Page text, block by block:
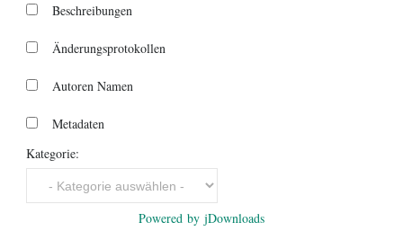
Beschreibungen
Änderungsprotokollen
Autoren Namen
Metadaten
Kategorie:
Powered by jDownloads